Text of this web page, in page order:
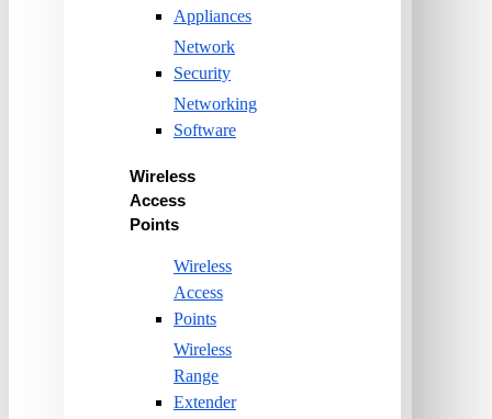
Appliances
Network
Security
Networking
Software
Wireless
Access
Points
Wireless
Access
Points
Wireless
Range
Extender